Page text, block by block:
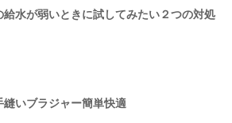
給水が弱いときに試してみたい２つの対処
縫いブラジャー簡単快適